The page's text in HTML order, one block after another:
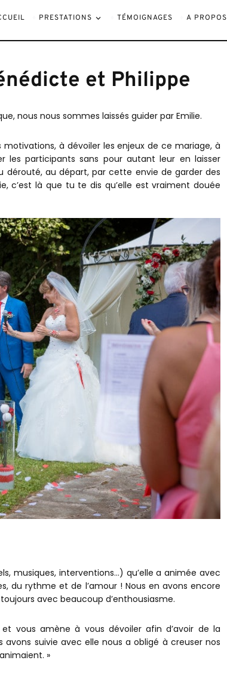
PRESTATIONS TÉMOIGNAGES A PROPOS
et Philippe
nous nous sommes laissés guider par Emilie.
à dévoiler les enjeux de ce mariage, à
les participants sans pour autant leur en laisser
dérouté, au départ, par cette envie de garder des
c’est là que tu te dis qu’elle est vraiment douée
musiques, interventions…) qu’elle a animée avec
du rythme et de l’amour ! Nous en avons encore
avec beaucoup d’enthousiasme.
vous amène à vous dévoiler afin d’avoir de la
suivie avec elle nous a obligé à creuser nos
»